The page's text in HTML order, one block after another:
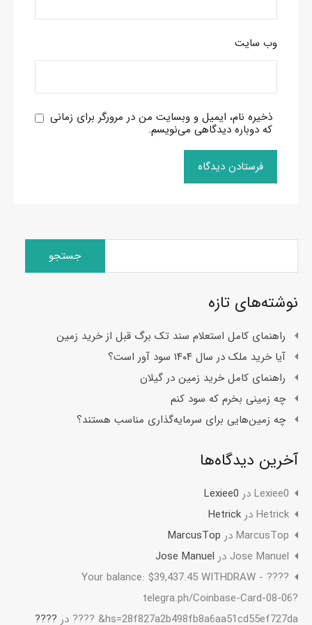
وب‌ سایت
ذخیره نام، ایمیل و وبسایت من در مرورگر برای زمانی
که دوباره دیدگاهی می‌نویسم.
جستجو
نوشته‌های تازه
راهنمای کامل استعلام سند تک برگ قبل از خرید زمین
آیا خرید ملک در سال ۱۴۰۴ سود آور است؟
راهنمای کامل خرید زمین در گیلان
چه زمینی بخرم که سود کنم
چه زمین‌هایی برای سرمایه‌گذاری مناسب هستند؟
آخرین دیدگاه‌ها
Lexiee0 در Lexiee0
Hetrick در Hetrick
MarcusTop در MarcusTop
Jose Manuel در Jose Manuel
????️ Your balance: $39,437.45 WITHDRAW -
telegra.ph/Coinbase-Card-08-06?
hs=28f827a2b498fb8a6aa51cd55ef727da& ????️
در ????️